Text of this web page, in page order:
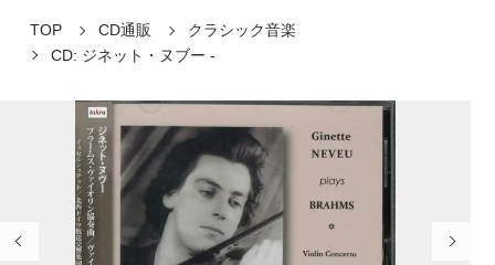
TOP CD通販
クラシック音楽
CD: ジネット・ヌブー -